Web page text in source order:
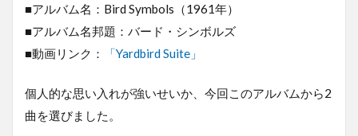
■アルバム名：Bird Symbols（1961年）
■アルバム名邦題：バード・シンボルズ
■動画リンク：
「Yardbird Suite」
個人的な思い入れが強いせいか、今回このアルバムから2
曲を選びました。